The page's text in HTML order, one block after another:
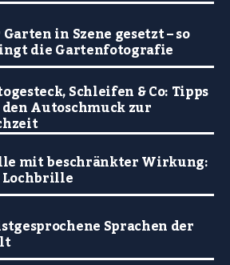
in Szene gesetzt – so
die Gartenfotografie
Schleifen & Co: Tipps
Autoschmuck zur
mit beschränkter Wirkung:
Lochbrille
Sprachen der